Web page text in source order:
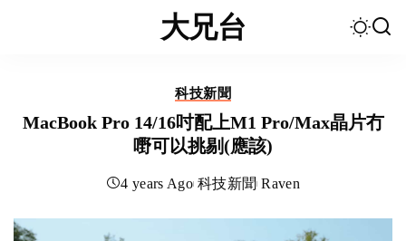
大兄台
科技新聞
MacBook Pro 14/16吋配上M1 Pro/Max晶片冇
嘢可以挑剔(應該)
4 years Ago 科技新聞
by
Raven